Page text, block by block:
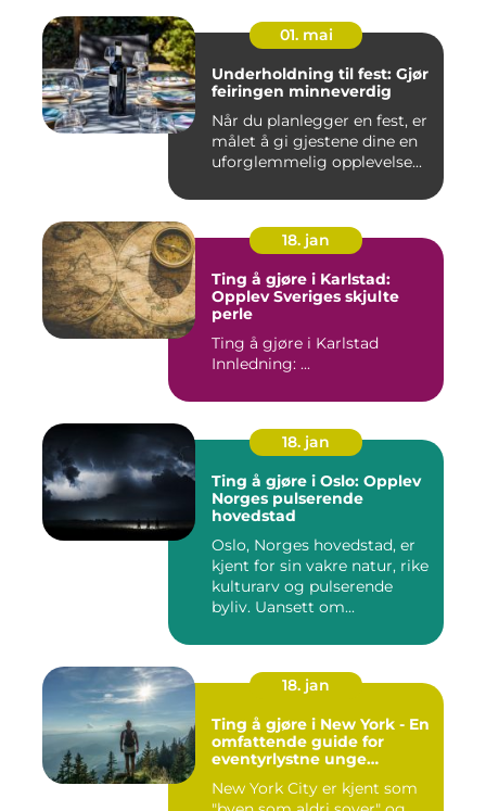
01. mai
Underholdning til fest: Gjør
feiringen minneverdig
Når du planlegger en fest, er
målet å gi gjestene dine en
uforglemmelig opplevelse...
18. jan
Ting å gjøre i Karlstad:
Opplev Sveriges skjulte
perle
Ting å gjøre i Karlstad
Innledning: ...
18. jan
Ting å gjøre i Oslo: Opplev
Norges pulserende
hovedstad
Oslo, Norges hovedstad, er
kjent for sin vakre natur, rike
kulturarv og pulserende
byliv. Uansett om...
18. jan
Ting å gjøre i New York - En
omfattende guide for
eventyrlystne unge
New York City er kjent som